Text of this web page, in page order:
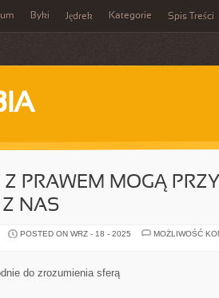
Byki Jędrek Kategorie Spis Treści
Z PRAWEM MOGĄ
NAS
POSTED ON WRZ - 18 - 2025 MOŻLIWOŚĆ
do zrozumienia sferą